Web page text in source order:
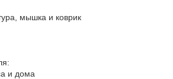
мышка и коврик
и дома